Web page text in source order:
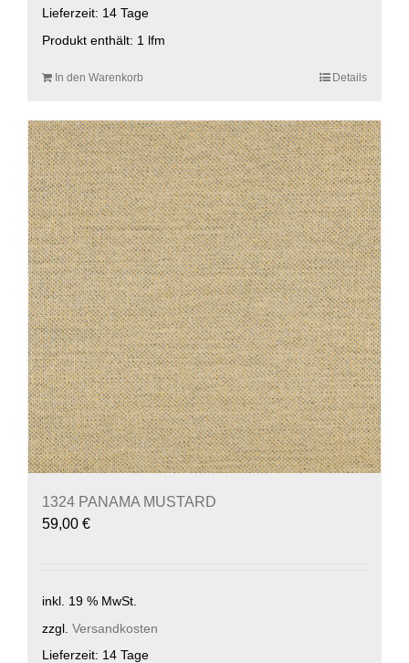
Lieferzeit: 14 Tage
Produkt enthält: 1 lfm
In den Warenkorb Details
1324 PANAMA MUSTARD
59,00 €
inkl. 19 % MwSt.
zzgl. Versandkosten
Lieferzeit: 14 Tage